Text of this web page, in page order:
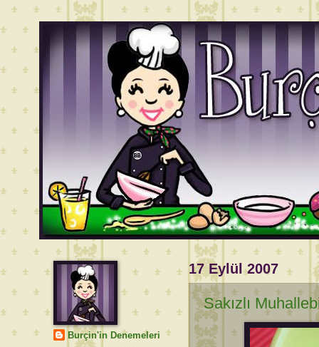
17 Eylül 2007
Sakızlı
Burçin'in Denemeleri